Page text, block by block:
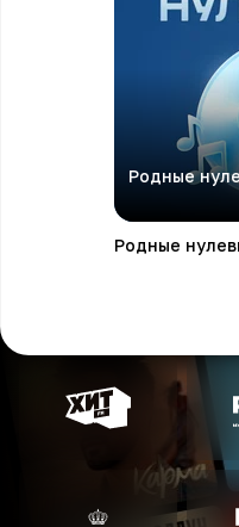
Родные
Родные